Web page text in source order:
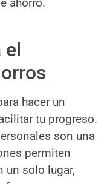
hacer un
tu progreso.
son una
permiten
un solo lugar,